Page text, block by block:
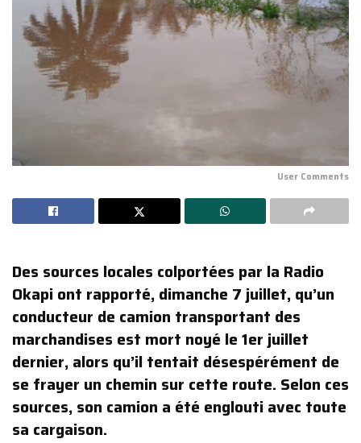
User Comments
Des sources locales colportées par la Radio
Okapi ont rapporté, dimanche 7 juillet, qu’un
conducteur de camion transportant des
marchandises est mort noyé le 1er juillet
dernier, alors qu’il tentait désespérément de
se frayer un chemin sur cette route. Selon ces
sources, son camion a été englouti avec toute
sa cargaison.